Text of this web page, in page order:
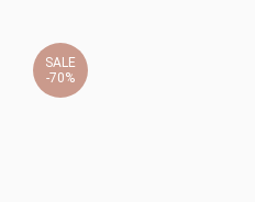
SALE
-70%